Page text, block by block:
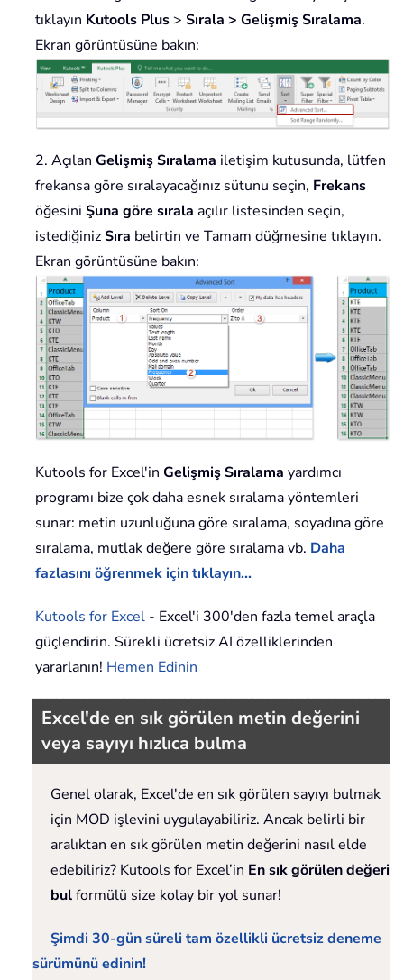
tıklayın Kutools Plus > Sırala > Gelişmiş Sıralama.
Ekran görüntüsüne bakın:
2. Açılan Gelişmiş Sıralama iletişim kutusunda, lütfen
frekansa göre sıralayacağınız sütunu seçin, Frekans
öğesini Şuna göre sırala açılır listesinden seçin,
istediğinizSıra belirtin ve Tamam düğmesine tıklayın.
Ekran görüntüsüne bakın:
Kutools for Excel'in Gelişmiş Sıralama yardımcı
programı bize çok daha esnek sıralama yöntemleri
sunar: metin uzunluğuna göre sıralama, soyadına göre
sıralama, mutlak değere göre sıralama vb. Daha
fazlasını öğrenmek için tıklayın...
Kutools for Excel - Excel'i 300'den fazla temel araçla
güçlendirin. Sürekli ücretsiz AI özelliklerinden
yararlanın! Hemen Edinin
Excel'de en sık görülen metin değerini
veya sayıyı hızlıca bulma
Genel olarak, Excel'de en sık görülen sayıyı bulmak
için MOD işlevini uygulayabiliriz. Ancak belirli bir
aralıktan en sık görülen metin değerini nasıl elde
edebiliriz? Kutools for Excel’in En sık görülen değeri
bulformülü size kolay bir yol sunar!
Şimdi 30-gün süreli tam özellikli ücretsiz deneme
sürümünü edinin!